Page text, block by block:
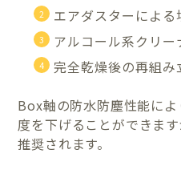
エアダスターによる
アルコール系クリー
完全乾燥後の再組み
Box軸の防水防塵性能に
度を下げることができま
推奨されます。